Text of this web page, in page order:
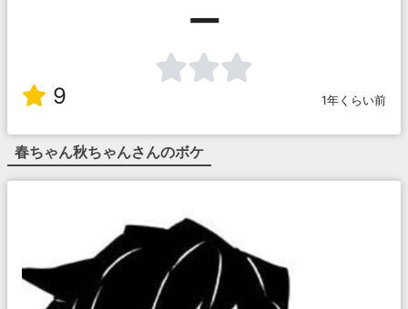
ー
9 1年くらい前
春ちゃん秋ちゃんさんのボケ